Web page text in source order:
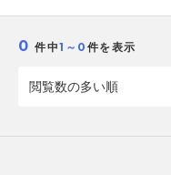
0 件中1～0 件を表示